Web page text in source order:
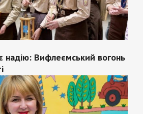
надію: Вифлеємський вогонь